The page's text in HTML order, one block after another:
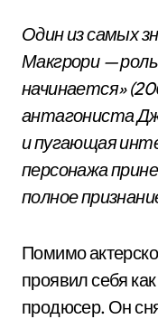
Один из самых
Макгрори —
начинается»
антагониста
и пугающая
персонажа
полное
Помимо
проявил себя
продюсер. Он